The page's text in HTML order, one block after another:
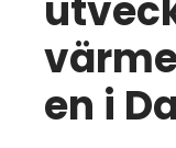
en i